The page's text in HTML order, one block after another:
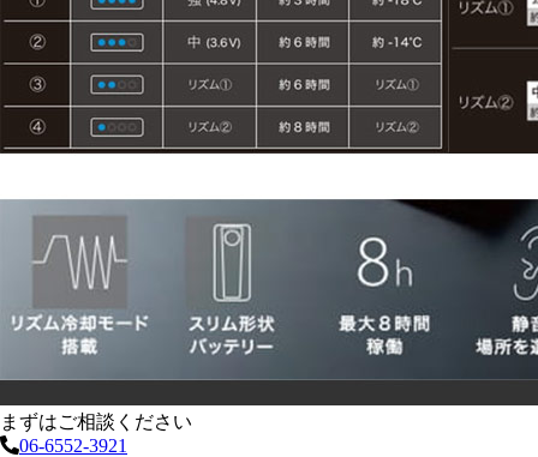
まずはご相談ください
06-6552-3921